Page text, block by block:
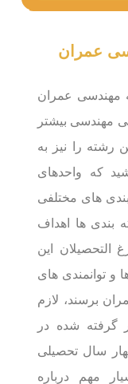
عمران
مهندسی عمران
مهندسی بیشتر
رشته را نیز به
که واحدهای
های مختلفی
بندی ها اهداف
این
و توانمندی های
برسند، لازم
گرفته شده در
سال تحصیلی
مهم درباره